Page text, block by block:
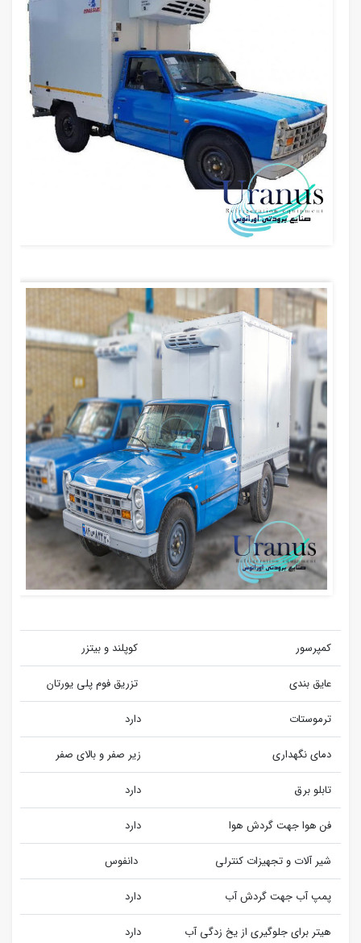
کمپرسور کوپلند و بیتزر
عایق بندی تزریق فوم پلی یورتان
ترموستات دارد
دمای نگهداری زیر صفر و بالای صفر
تابلو برق دارد
فن هوا جهت گردش هوا دارد
شیر آلات و تجهیزات کنترلی دانفوس
پمپ آب جهت گردش آب دارد
هیتر برای جلوگیری از یخ زدگی آب دارد